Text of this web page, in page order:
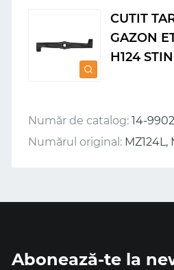
CUTIT
GAZON
H124
Număr de catalog: 14-
Numărul original: MZ124L,
Abonează-te la